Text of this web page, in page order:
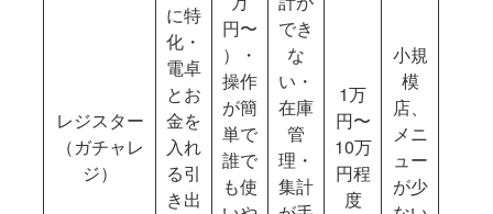
レジスター
（ガチャレ
ジ）
に特
化・
電卓
とお
金を
入れ
る引
き出
円〜
）・
操作
が簡
単で
誰で
も使
でき
な
い・
在庫
管
理・
集計
1万
円〜
10万
円程
度
小規
模
店、
メニ
ュー
が少